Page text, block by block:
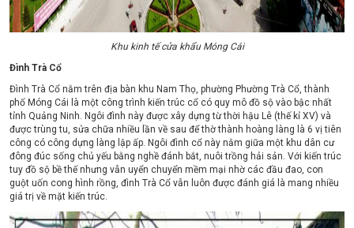
Khu kinh tế cửa khẩu Móng Cái
Đình Trà Cổ
Đình Trà Cổ nằm trên địa bàn khu Nam Thọ, phường Phường Trà Cổ, thành
phố Móng Cái là một công trình kiến trúc cổ có quy mô đồ sộ vào bậc nhất
tỉnh Quảng Ninh. Ngôi đình này được xây dựng từ thời hậu Lê (thế kỉ XV) và
được trùng tu, sửa chữa nhiều lần về sau để thờ thành hoàng làng là 6 vị tiên
công có công dựng làng lập ấp. Ngôi đình cổ này nằm giữa một khu dân cư
đông đúc sống chủ yếu bằng nghề đánh bắt, nuôi trồng hải sản. Với kiến trúc
tuy đồ sộ bề thế nhưng vẫn uyển chuyển mềm mại nhờ các đầu đao, con
guột uốn cong hình rồng, đình Trà Cổ vẫn luôn được đánh giá là mang nhiều
giá trị về mặt kiến trúc.